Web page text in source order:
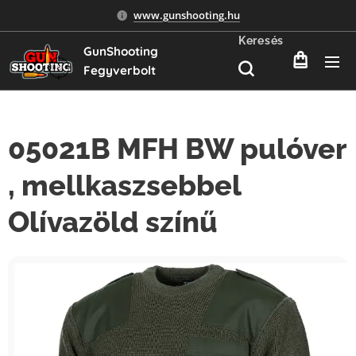
www.gunshooting.hu
GunShooting
Fegyverbolt
Keresés
05021B MFH BW pulóver
, mellkaszsebbel
Olívazöld színű